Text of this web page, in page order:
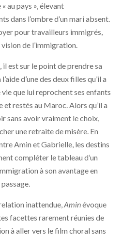
au pays », élevant
dans l’ombre d’un mari absent.
pour travailleurs immigrés,
de l’immigration.
il est sur le point de prendre sa
d’une des deux filles qu’il a
vie que lui reprochent ses enfants
et restés au Maroc. Alors qu’il a
sans avoir vraiment le choix,
une retraite de misère. En
Amin et Gabrielle, les destins
compléter le tableau d’un
à son avantage en
inattendue,Aminévoque
facettes rarement réunies de
à aller vers le film choral sans